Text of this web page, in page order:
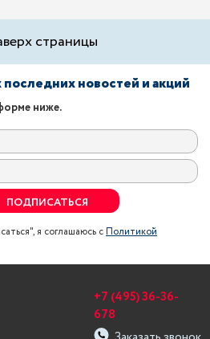
страницы
новостей и акций
ниже.
ПОДПИСАТЬСЯ
я соглашаюсь сПолитикой
+7 (495) 36-36-
678